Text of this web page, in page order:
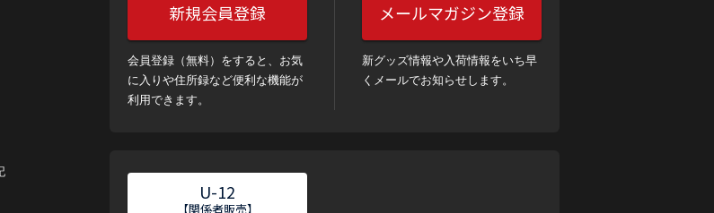
新規会員登録
会員登録（無料）をすると、お気
に入りや住所録など便利な機能が
利用できます。
メールマガジン登録
新グッズ情報や入荷情報をいち早
くメールでお知らせします。
U-12
【関係者販売】